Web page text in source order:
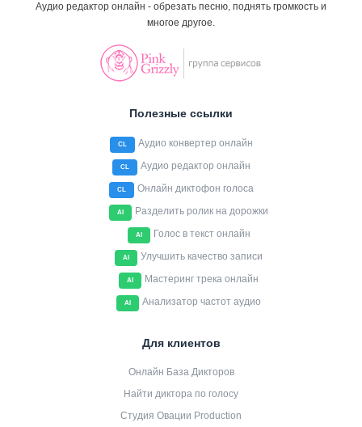
Аудио редактор онлайн - обрезать песню, поднять громкость и
многое другое.
Полезные ссылки
CL Аудио конвертер онлайн
CL Аудио редактор онлайн
CL Онлайн диктофон голоса
AI Разделить ролик на дорожки
AI Голос в текст онлайн
AI Улучшить качество записи
AI Мастеринг трека онлайн
AI Анализатор частот аудио
Для клиентов
Онлайн База Дикторов
Найти диктора по голосу
Студия Овации Production